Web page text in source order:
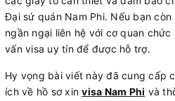
Đại sứ quán Nam Phi. Nếu bạn
ngần ngại liên hệ với cơ quan
vấn visa uy tín để được hỗ trợ.
Hy vọng bài viết này đã cung cấp
ích về hồ sơ xinvisa Nam Phi và